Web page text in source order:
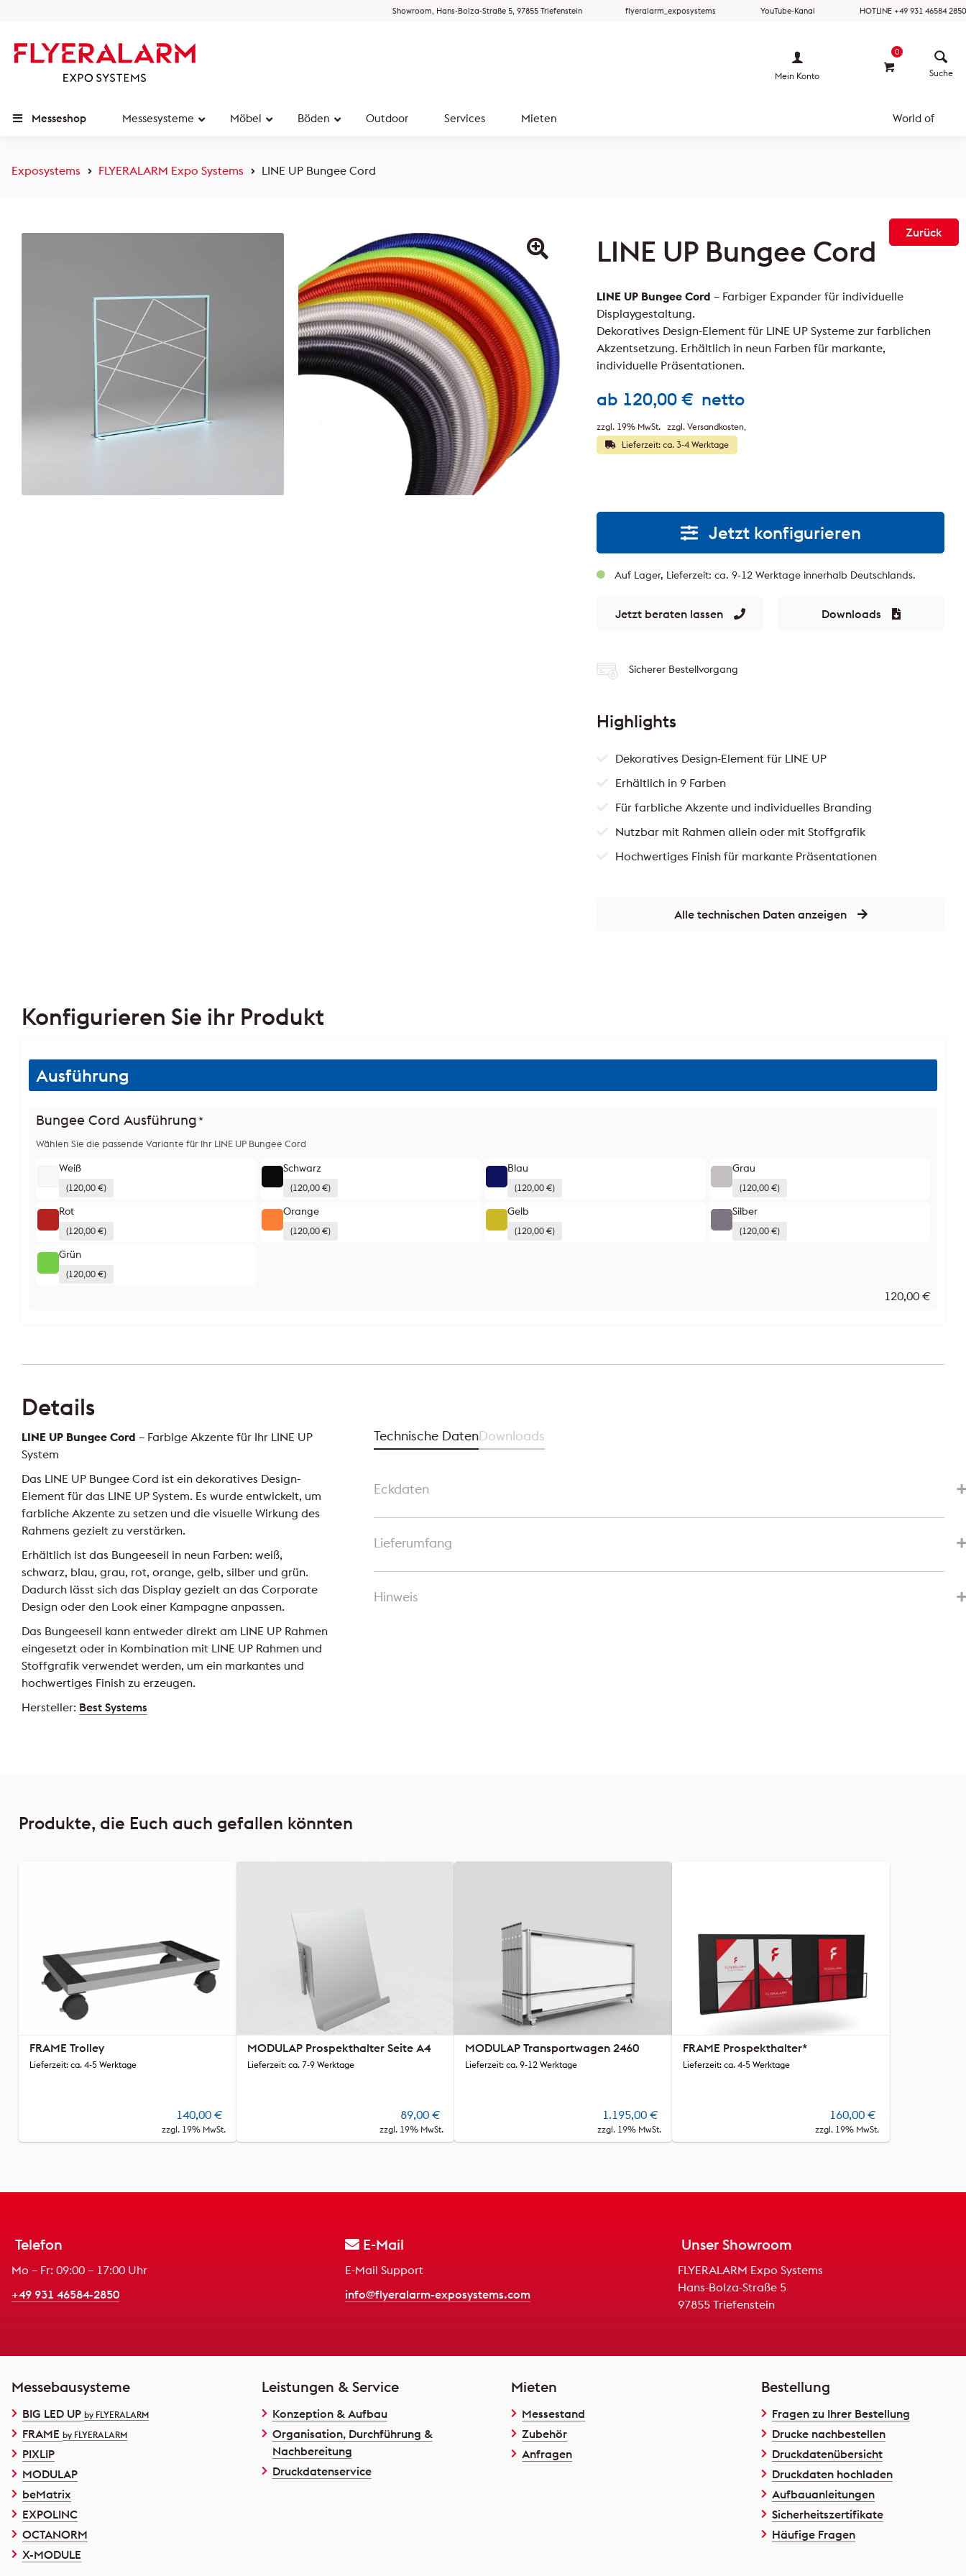
Showroom, Hans-Bolza-Straße 5, 97855 Triefenstein flyeralarm_exposystems YouTube-Kanal HOTLINE +49 931 46584 2850
0
Messeshop Messesysteme Möbel Böden Outdoor Services Mieten World of
Mein Konto
Exposystems FLYERALARM Expo Systems LINE UP Bungee Cord
Zurück
LINE UP Bungee Cord
ab 120,00€ netto
zzgl. 19% MwSt.
zzgl. Versandkosten
Lieferzeit: ca. 3-4 Werktage
LINE UP Bungee Cord – Farbiger Expander für individuelle
Displaygestaltung.
Dekoratives Design-Element für LINE UP Systeme zur farblichen
Akzentsetzung. Erhältlich in neun Farben für markante,
individuelle Präsentationen.
Jetzt konfigurieren
Auf Lager, Lieferzeit: ca. 9-12 Werktage innerhalb Deutschlands.
Jetzt beraten lassen Downloads
Sicherer Bestellvorgang
Highlights
Dekoratives Design-Element für LINE UP
Erhältlich in 9 Farben
Für farbliche Akzente und individuelles Branding
Nutzbar mit Rahmen allein oder mit Stoffgrafik
Hochwertiges Finish für markante Präsentationen
Alle technischen Daten anzeigen
Konfigurieren Sie ihr Produkt
Ausführung
Bungee Cord Ausführung *
Wählen Sie die passende Variante für Ihr LINE UP Bungee Cord
Weiß
(120,00 €)
Schwarz
(120,00 €)
Blau
(120,00 €)
Grau
(120,00 €)
Rot
(120,00 €)
Orange
(120,00 €)
Gelb
(120,00 €)
Silber
(120,00 €)
Grün
(120,00 €)
120,00 €
Details
LINE UP Bungee Cord – Farbige Akzente für Ihr LINE UP
System
Das LINE UP Bungee Cord ist ein dekoratives Design-
Element für das LINE UP System. Es wurde entwickelt, um
farbliche Akzente zu setzen und die visuelle Wirkung des
Rahmens gezielt zu verstärken.
Erhältlich ist das Bungeeseil in neun Farben: weiß,
schwarz, blau, grau, rot, orange, gelb, silber und grün.
Dadurch lässt sich das Display gezielt an das Corporate
Design oder den Look einer Kampagne anpassen.
Das Bungeeseil kann entweder direkt am LINE UP Rahmen
eingesetzt oder in Kombination mit LINE UP Rahmen und
Stoffgrafik verwendet werden, um ein markantes und
hochwertiges Finish zu erzeugen.
Hersteller: Best Systems
Technische DatenDownloads
Eckdaten
Lieferumfang
Hinweis
Produkte, die Euch auch gefallen könnten
FRAME Trolley
140,00 €
zzgl. 19% MwSt.
Lieferzeit: ca. 4-5 Werktage
MODULAP Prospekthalter Seite A4
Lieferzeit: ca. 7-9 Werktage
89,00 €
zzgl. 19% MwSt.
MODULAP Transportwagen 2460
1.195,00 €
zzgl. 19% MwSt.
Lieferzeit: ca. 9-12 Werktage
FRAME Prospekthalter*
160,00 €
zzgl. 19% MwSt.
Lieferzeit: ca. 4-5 Werktage
Telefon
Mo – Fr: 09:00 – 17:00 Uhr
+49 931 46584-2850
E-Mail
E-Mail Support
info@flyeralarm-exposystems.com
Unser Showroom
FLYERALARM Expo Systems
Hans-Bolza-Straße 5
97855 Triefenstein
Messebausysteme
BIG LED UP by FLYERALARM
FRAME by FLYERALARM
PIXLIP
MODULAP
beMatrix
EXPOLINC
OCTANORM
X-MODULE
Leistungen & Service
Konzeption & Aufbau
Organisation, Durchführung &
Nachbereitung
Druckdatenservice
Mieten
Messestand
Zubehör
Anfragen
Bestellung
Fragen zu Ihrer Bestellung
Drucke nachbestellen
Druckdatenübersicht
Druckdaten hochladen
Aufbauanleitungen
Sicherheitszertifikate
Häufige Fragen